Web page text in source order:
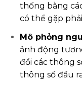
thống bằng
có thể gặp
Mô phỏng
ảnh động
đổi các thông
thông số đầu